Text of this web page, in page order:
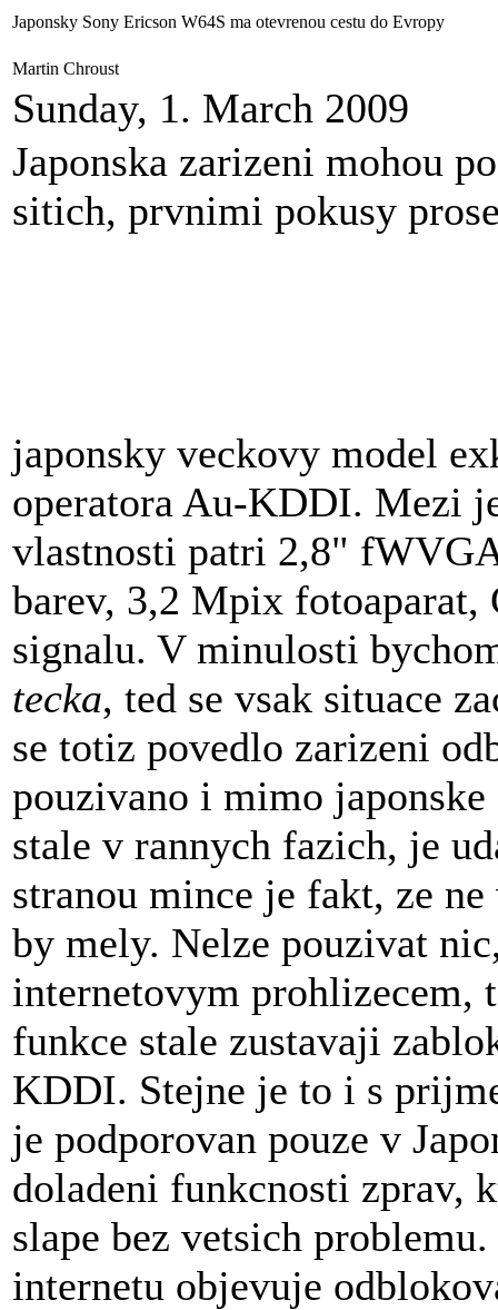
Japonsky Sony Ericson W64S ma otevrenou cestu do Evropy
Martin Chroust
Sunday, 1. March 2009
Japonska zarizeni mohou
sitich, prvnimi pokusy
japonsky veckovy model
operatora Au-KDDI. Mezi
vlastnosti patri 2,8"
barev, 3,2 Mpix
signalu. V minulosti
tecka, ted se vsak situace
se totiz povedlo zarizeni
pouzivano i mimo
stale v rannych fazich, je
stranou mince je fakt, ze
by mely. Nelze pouzivat
internetovym prohlizecem,
funkce stale zustavaji
KDDI. Stejne je to i s
je podporovan pouze v
doladeni funkcnosti zprav,
slape bez vetsich
internetu objevuje